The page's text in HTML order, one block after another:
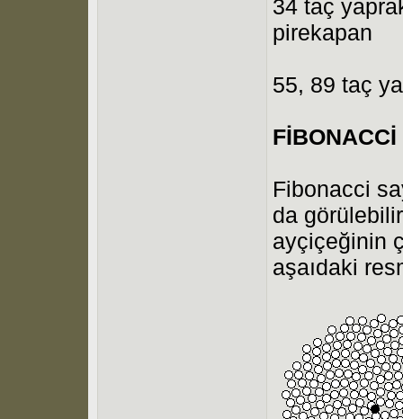
34 taç
pirekapan
55, 89 taç
Fibonacci
da
ayçiçeğinin
aşaıdaki